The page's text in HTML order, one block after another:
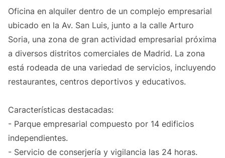
Oficina en alquiler dentro de un complejo empresarial
ubicado en la Av. San Luis, junto a la calle Arturo
Soria, una zona de gran actividad empresarial próxima
a diversos distritos comerciales de Madrid. La zona
está rodeada de una variedad de servicios, incluyendo
restaurantes, centros deportivos y educativos.
Características destacadas:
- Parque empresarial compuesto por 14 edificios
independientes.
- Servicio de conserjería y vigilancia las 24 horas.